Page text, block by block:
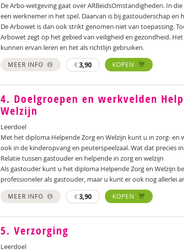
De Arbo-wetgeving gaat over ARBeidsOmstandigheden. In
een werknemer in het spel. Daarvan is bij gastouderschap en
De Arbowet is dan ook strikt genomen niet van toepassing.
Arbowet zegt op het gebied van veiligheid en gezondheid.
kunnen ervan leren en het als richtlijn gebruiken.
MEER INFO €3,90 KOPEN
4. Doelgroepen en werkvelden
Welzijn
Leerdoel
Met het diploma Helpende Zorg en Welzijn kunt u in zorg- en
ook in de kinderopvang en peuterspeelzaal. Wat dat precies
Relatie tussen gastouder en helpende in zorg en welzijn
Als gastouder kunt u het diploma Helpende Zorg en Welzijn
professioneler als gastouder, maar u kunt er ook nog allerlei
MEER INFO €3,90 KOPEN
5. Verzorging
Leerdoel